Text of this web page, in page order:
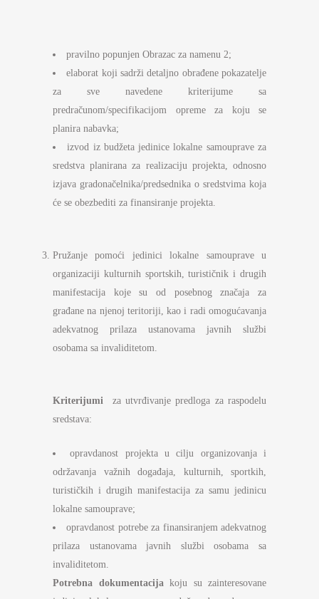
pravilno popunjen Obrazac za namenu 2;
elaborat koji sadrži detaljno obrađene pokazatelje
za sve navedene kriterijume sa
predračunom/specifikacijom opreme za koju se
planira nabavka;
izvod iz budžeta jedinice lokalne samouprave za
sredstva planirana za realizaciju projekta, odnosno
izjava gradonačelnika/predsednika o sredstvima koja
će se obezbediti za finansiranje projekta.
Pružanje pomoći jedinici lokalne samouprave u
organizaciji kulturnih sportskih, turističnik i drugih
manifestacija koje su od posebnog značaja za
građane na njenoj teritoriji, kao i radi omogućavanja
adekvatnog prilaza ustanovama javnih službi
osobama sa invaliditetom.
Kriterijumi
za utvrđivanje predloga za raspodelu
sredstava:
opravdanost projekta u cilju organizovanja i
održavanja važnih događaja, kulturnih, sportkih,
turističkih i drugih manifestacija za samu jedinicu
lokalne samouprave;
opravdanost potrebe za finansiranjem adekvatnog
prilaza ustanovama javnih službi osobama sa
invaliditetom.
Potrebna dokumentacijakoju su zainteresovane